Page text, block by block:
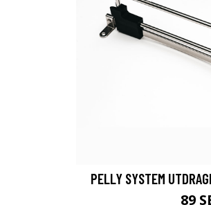
PELLY SYSTEM
89